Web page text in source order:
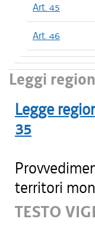
Art. 45
Art. 46
Leggi
Legge
35
territori
TESTO